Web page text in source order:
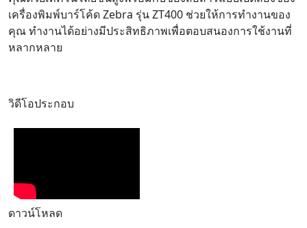
เครื่องพิมพ์บาร์โค้ด Zebra รุ่น ZT400 ช่วยให้การทำงานของ
คุณ ทำงานได้อย่างมีประสิทธิภาพเพื่อตอบสนองการใช้งานที่
หลากหลาย
วิดีโอประกอบ
ดาวน์โหลด